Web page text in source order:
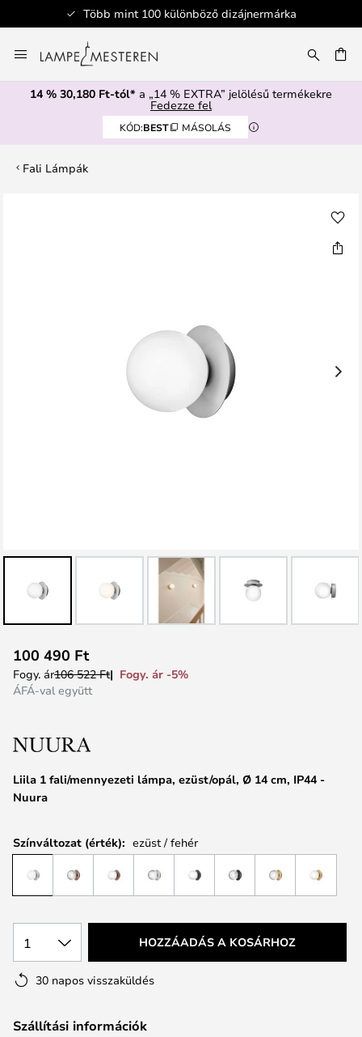
Több mint 100 különböző dizájnermárka
a
tartalomhoz
14 % 30,180 Ft-tól* a „14 % EXTRA” jelölésű termékekre
Fedezze fel
KÓD:BEST MÁSOLÁS
Fali Lámpák
képgaléria
Liila 1 fali/mennyezeti lámpa, ezüst/opál, Ø 14 cm, IP44 -
Nuura
100 490 Ft
Fogy. ár106 522 Ft
Fogy. ár -5%
ÁFÁ-val együtt
Színváltozat (érték): ezüst / fehér
1 HOZZÁADÁS A KOSÁRHOZ
30 napos visszaküldés
Szállítási információk